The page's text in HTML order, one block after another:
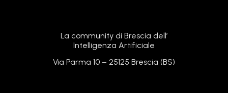
La community di Brescia dell’
Intelligenza Artificiale
Via Parma 10 – 25125 Brescia (BS)